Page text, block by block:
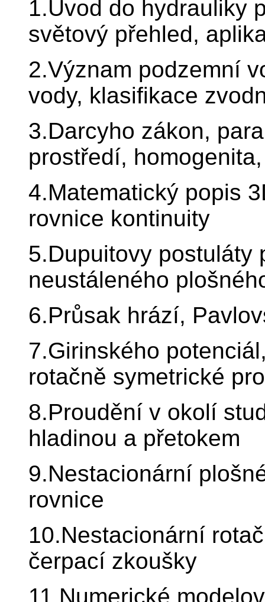
1.Úvod do hydrauliky
světový přehled,
2.Význam podzemní
vody, klasifikace
3.Darcyho zákon,
prostředí,
4.Matematický popis
rovnice kontinuity
5.Dupuitovy postuláty
neustáleného
6.Průsak hrází,
7.Girinského
rotačně symetrické
8.Proudění v okolí
hladinou a přetokem
9.Nestacionární
rovnice
10.Nestacionární
čerpací zkoušky
11.Numerické